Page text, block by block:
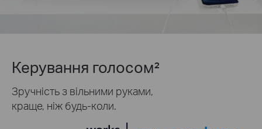
Керування голосом²
Зручність з вільними руками,
краще, ніж будь-коли.